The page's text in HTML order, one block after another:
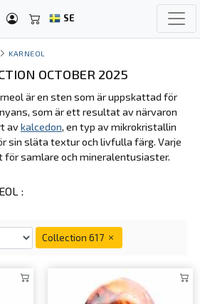
SE
KARNEOL
OCTOBER 2025
är en sten som är uppskattad för
som är ett resultat av närvaron
avkalcedon, en typ av mikrokristallin
sin släta textur och livfulla färg. Varje
för samlare och mineralentusiaster.
:
Collection 617